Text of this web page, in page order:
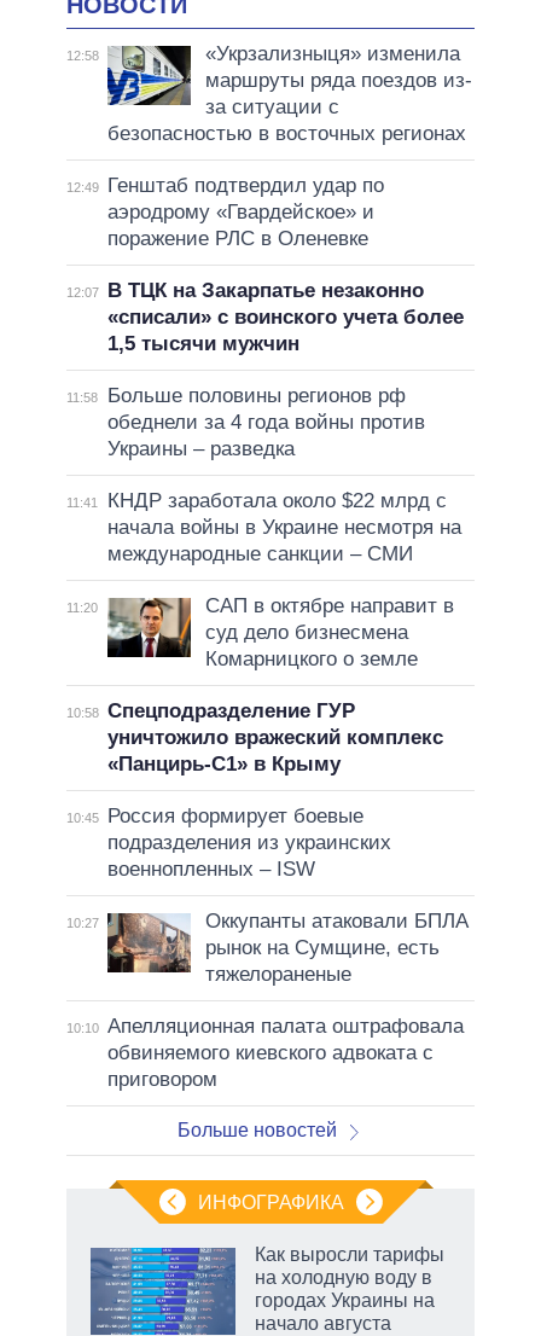
12:58
«Укрзализныця» изменила
маршруты ряда поездов из-
за ситуации с
безопасностью в восточных регионах
12:49
Генштаб подтвердил удар по
аэродрому «Гвардейское» и
поражение РЛС в Оленевке
12:07
В ТЦК на Закарпатье незаконно
«списали» с воинского учета более
1,5 тысячи мужчин
11:58
Больше половины регионов рф
обеднели за 4 года войны против
Украины – разведка
11:41
КНДР заработала около $22 млрд с
начала войны в Украине несмотря на
международные санкции – СМИ
11:20
САП в октябре направит в
суд дело бизнесмена
Комарницкого о земле
10:58 Спецподразделение ГУР
уничтожило вражеский комплекс
«Панцирь-С1» в Крыму
10:45
Россия формирует боевые
подразделения из украинских
военнопленных – ISW
10:27
Оккупанты атаковали БПЛА
рынок на Сумщине, есть
тяжелораненые
10:10 Апелляционная палата оштрафовала
обвиняемого киевского адвоката с
приговором
Больше новостей
ИНФОГРАФИКА
Как выросли тарифы
на холодную воду в
городах Украины на
начало августа